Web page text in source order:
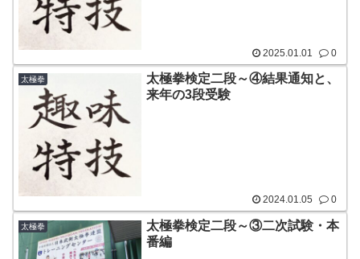
2025.01.01 0
太極拳
太極拳検定二段～④結果通知と、
来年の3段受験
2024.01.05 0
太極拳
太極拳検定二段～③二次試験・本
番編